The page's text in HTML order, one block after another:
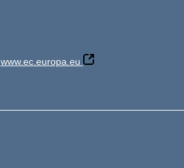
www.ec.europa.eu